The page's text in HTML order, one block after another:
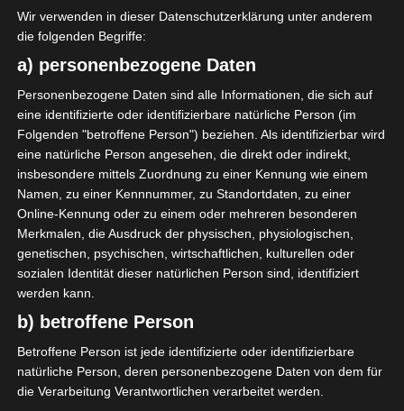
Die sechsundzwanzig Spieler, die vom
Nationaltrainer Sabri Lamouchi einberufen wurden,
um an der kommenden Weltmeisterschaft 2026
teilzunehmen, wurden am Freitagnachmittag, 15. Mai
2026, bekanntgegeben. Die WM 2026 wird in drei
Ländern stattfinden: Kanada, den Vereinigten Staaten
und Mexiko.
Torhüter
Für die Nutzung von Google Adsense (Google Ireland Limited,
Gordon House, Barrow Street, Dublin, D04 E5W5, Ireland)
benötigen wir laut DSGVO Ihre Zustimmung. Es werden seitens
Wir verwenden in dieser Datenschutzerklärung unter anderem
die folgenden Begriffe:
a) personenbezogene Daten
Personenbezogene Daten sind alle Informationen, die sich auf
eine identifizierte oder identifizierbare natürliche Person (im
Folgenden "betroffene Person") beziehen. Als identifizierbar wird
eine natürliche Person angesehen, die direkt oder indirekt,
insbesondere mittels Zuordnung zu einer Kennung wie einem
Namen, zu einer Kennnummer, zu Standortdaten, zu einer
Online-Kennung oder zu einem oder mehreren besonderen
Merkmalen, die Ausdruck der physischen, physiologischen,
genetischen, psychischen, wirtschaftlichen, kulturellen oder
sozialen Identität dieser natürlichen Person sind, identifiziert
werden kann.
b) betroffene Person
Betroffene Person ist jede identifizierte oder identifizierbare
natürliche Person, deren personenbezogene Daten von dem für
die Verarbeitung Verantwortlichen verarbeitet werden.